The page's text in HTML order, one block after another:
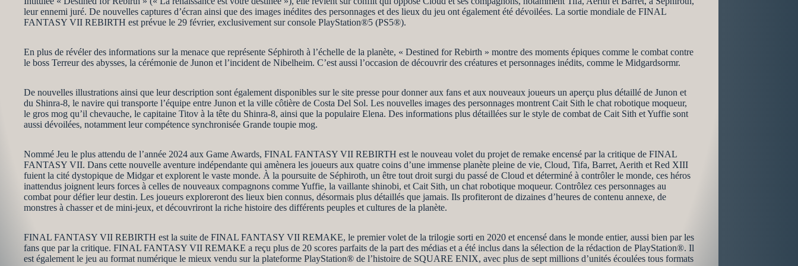
leur ennemi juré. De nouvelles captures d’écran ainsi que des images inédites des personnages et des lieux du jeu ont également été dévoilées. La sortie mondiale de FINAL
FANTASY VII REBIRTH est prévue le 29 février, exclusivement sur console PlayStation®5 (PS5®).
En plus de révéler des informations sur la menace que représente Séphiroth à l’échelle de la planète, « Destined for Rebirth » montre des moments épiques comme le combat contre
le boss Terreur des abysses, la cérémonie de Junon et l’incident de Nibelheim. C’est aussi l’occasion de découvrir des créatures et personnages inédits, comme le Midgardsormr.
De nouvelles illustrations ainsi que leur description sont également disponibles sur le site presse pour donner aux fans et aux nouveaux joueurs un aperçu plus détaillé de Junon et
du Shinra-8, le navire qui transporte l’équipe entre Junon et la ville côtière de Costa Del Sol. Les nouvelles images des personnages montrent Cait Sith le chat robotique moqueur,
le gros mog qu’il chevauche, le capitaine Titov à la tête du Shinra-8, ainsi que la populaire Elena. Des informations plus détaillées sur le style de combat de Cait Sith et Yuffie sont
aussi dévoilées, notamment leur compétence synchronisée Grande toupie mog.
Nommé Jeu le plus attendu de l’année 2024 aux Game Awards, FINAL FANTASY VII REBIRTH est le nouveau volet du projet de remake encensé par la critique de FINAL
FANTASY VII. Dans cette nouvelle aventure indépendante qui amènera les joueurs aux quatre coins d’une immense planète pleine de vie, Cloud, Tifa, Barret, Aerith et Red XIII
fuient la cité dystopique de Midgar et explorent le vaste monde. À la poursuite de Séphiroth, un être tout droit surgi du passé de Cloud et déterminé à contrôler le monde, ces héros
inattendus joignent leurs forces à celles de nouveaux compagnons comme Yuffie, la vaillante shinobi, et Cait Sith, un chat robotique moqueur. Contrôlez ces personnages au
combat pour défier leur destin. Les joueurs exploreront des lieux bien connus, désormais plus détaillés que jamais. Ils profiteront de dizaines d’heures de contenu annexe, de
monstres à chasser et de mini-jeux, et découvriront la riche histoire des différents peuples et cultures de la planète.
FINAL FANTASY VII REBIRTH est la suite de FINAL FANTASY VII REMAKE, le premier volet de la trilogie sorti en 2020 et encensé dans le monde entier, aussi bien par les
fans que par la critique. FINAL FANTASY VII REMAKE a reçu plus de 20 scores parfaits de la part des médias et a été inclus dans la sélection de la rédaction de PlayStation®. Il
est également le jeu au format numérique le mieux vendu sur la plateforme PlayStation® de l’histoire de SQUARE ENIX, avec plus de sept millions d’unités écoulées tous formats